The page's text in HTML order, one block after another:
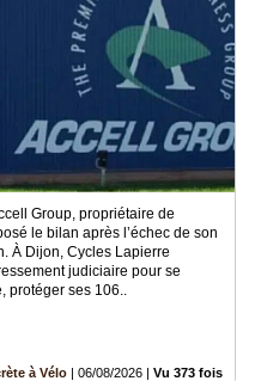
Group, propriétaire de
le bilan après l’échec de son
À Dijon, Cycles Lapierre
judiciaire pour se
protéger ses 106..
à Vélo | 06/08/2026 | Vu 373 fois